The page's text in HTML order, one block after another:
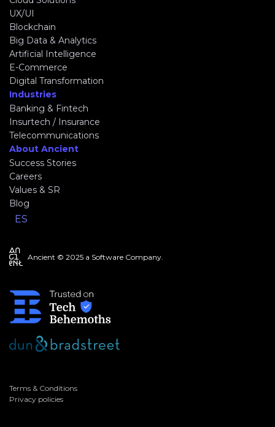
UX/UI
Blockchain
Big Data & Analytics
Artificial Intelligence
E-Commerce
Digital Transformation
Industries
Banking & Fintech
Insurtech / Insurance
Telecommunications
About Ancient
Success Stories
Careers
Values & SR
Blog
ES
Ancient © 2025 a Software Company.
Terms & Conditions
Privacy policies